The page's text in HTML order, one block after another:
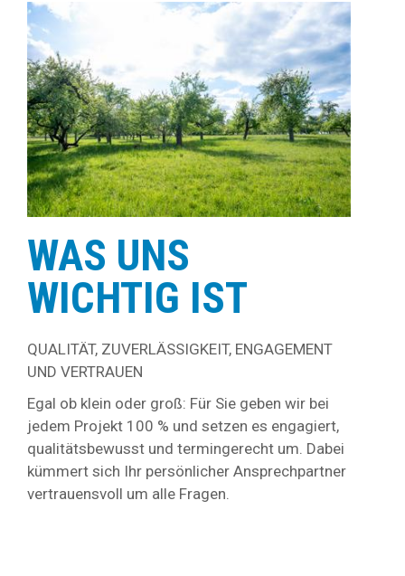
WAS UNS
WICHTIG IST
QUALITÄT, ZUVERLÄSSIGKEIT, ENGAGEMENT
UND VERTRAUEN
Egal ob klein oder groß: Für Sie geben wir bei
jedem Projekt 100 % und setzen es engagiert,
qualitätsbewusst und termingerecht um. Dabei
kümmert sich Ihr persönlicher Ansprechpartner
vertrauensvoll um alle Fragen.